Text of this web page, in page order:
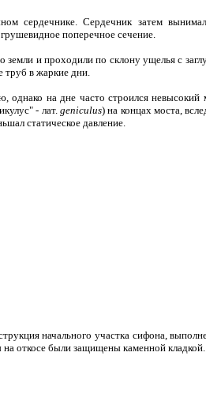
сердечнике. Сердечник затем
поперечное сечение.
и проходили по склону ущелья с
труб в жаркие дни.
на дне часто строился невысокий
- лат.geniculus) на концах моста,
статическое давление.
начального участка сифона,
на откосе были защищены каменной